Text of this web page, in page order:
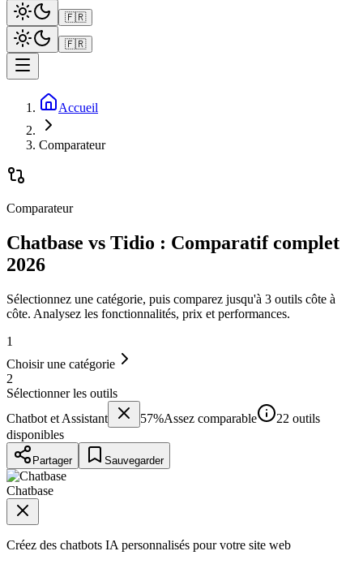
🇫🇷
🇫🇷
Accueil
Comparateur
Comparateur
Chatbase vs Tidio : Comparatif complet
2026
Sélectionnez une catégorie, puis comparez jusqu'à 3 outils côte à
côte. Analysez les fonctionnalités, prix et performances.
1
Choisir une catégorie
2
Sélectionner les outils
Chatbot et Assistant
57%Assez comparable
22 outils
disponibles
Partager Sauvegarder
Chatbase
Créez des chatbots IA personnalisés pour votre site web